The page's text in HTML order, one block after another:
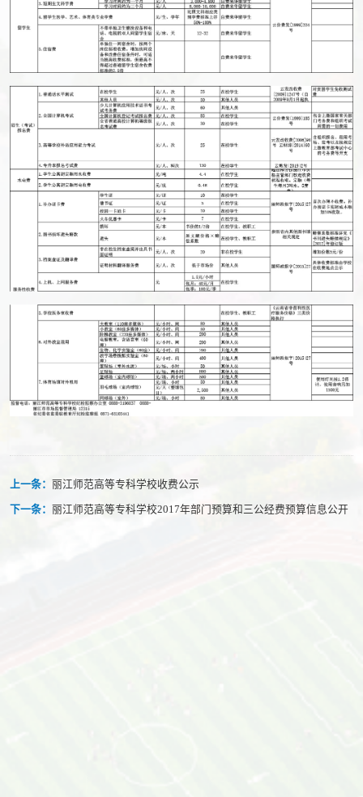
上一条： 丽江师范高等专科学校收费公示
下一条： 丽江师范高等专科学校2017年部门预算和三公经费预算信息公开